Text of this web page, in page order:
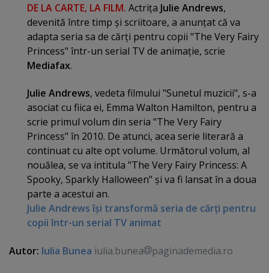
DE LA CARTE, LA FILM. Actriţa Julie Andrews,
devenită între timp şi scriitoare, a anunţat că va
adapta seria sa de cărţi pentru copii "The Very Fairy
Princess" într-un serial TV de animaţie, scrie
Mediafax.
Julie Andrews, vedeta filmului "Sunetul muzicii", s-a
asociat cu fiica ei, Emma Walton Hamilton, pentru a
scrie primul volum din seria "The Very Fairy
Princess" în 2010. De atunci, acea serie literară a
continuat cu alte opt volume. Următorul volum, al
nouălea, se va intitula "The Very Fairy Princess: A
Spooky, Sparkly Halloween" şi va fi lansat în a doua
parte a acestui an.
Julie Andrews îşi transformă seria de cărţi pentru
copii într-un serial TV animat
Autor: Iulia Bunea iulia.bunea paginademedia.ro